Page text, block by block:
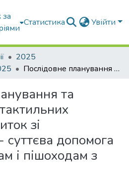
Статистика Увійти
2025
Послідовне планування та встановлення тактильних тротуарних плиток зі склопластику - суттєва допомога містобудівникам і пішоходам з вадами зору
та
зі
суттєва допомога
і пішоходам з